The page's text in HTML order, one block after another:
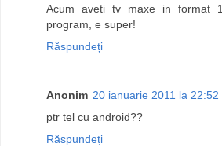
Acum aveti tv maxe in format
program, e super!
Răspundeți
Anonim 20 ianuarie 2011 la 22:52
ptr tel cu android??
Răspundeți